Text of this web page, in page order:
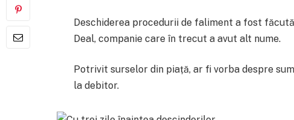
Deschiderea procedurii de faliment a fost
Deal, companie care în trecut a avut alt nume.
Potrivit surselor din piață, ar fi vorba despre
la debitor.